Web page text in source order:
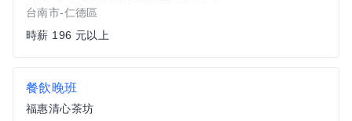
台南市-仁德區
時薪 196 元以上
餐飲晚班
福惠清心茶坊